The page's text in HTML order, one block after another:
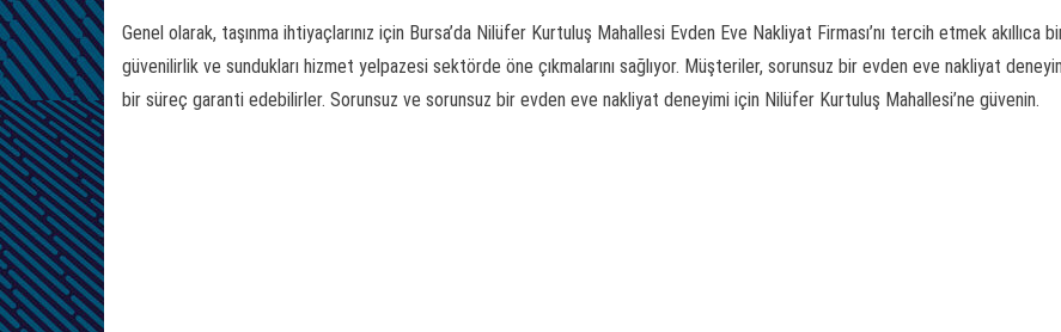
Genel olarak, taşınma ihtiyaçlarınız için Bursa’da Nilüfer Kurtuluş Mahallesi Evden Eve Nakliyat Firması’nı tercih etmek
güvenilirlik ve sundukları hizmet yelpazesi sektörde öne çıkmalarını sağlıyor. Müşteriler, sorunsuz bir evden eve nakliyat
bir süreç garanti edebilirler. Sorunsuz ve sorunsuz bir evden eve nakliyat deneyimi için Nilüfer Kurtuluş Mahallesi’ne güvenin.